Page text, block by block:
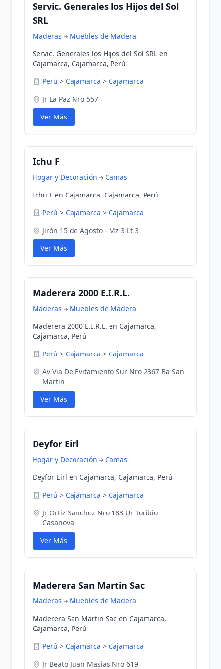
Servic. Generales los Hijos del Sol
SRL
Maderas
Muebles de Madera
Servic. Generales los Hijos del Sol SRL en
Cajamarca, Cajamarca, Perú
Perú > Cajamarca > Cajamarca
Jr La Paz Nro 557
Ver Más
Ichu F
Hogar y Decoración
Camas
Ichu F en Cajamarca, Cajamarca, Perú
Perú > Cajamarca > Cajamarca
Jirón 15 de Agosto - Mz 3 Lt 3
Ver Más
Maderera 2000 E.I.R.L.
Maderas
Muebles de Madera
Maderera 2000 E.I.R.L. en Cajamarca,
Cajamarca, Perú
Perú > Cajamarca > Cajamarca
Av Via De Evitamiento Sur Nro 2367 Ba San
Martin
Ver Más
Deyfor Eirl
Hogar y Decoración
Camas
Deyfor Eirl en Cajamarca, Cajamarca, Perú
Perú > Cajamarca > Cajamarca
Jr Ortiz Sanchez Nro 183 Ur Toribio
Casanova
Ver Más
Maderera San Martin Sac
Maderas
Muebles de Madera
Maderera San Martin Sac en Cajamarca,
Cajamarca, Perú
Perú > Cajamarca > Cajamarca
Jr Beato Juan Masias Nro 619